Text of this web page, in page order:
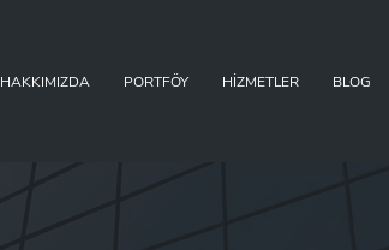
HAKKIMIZDA PORTFÖY HIZMETLER BLOG